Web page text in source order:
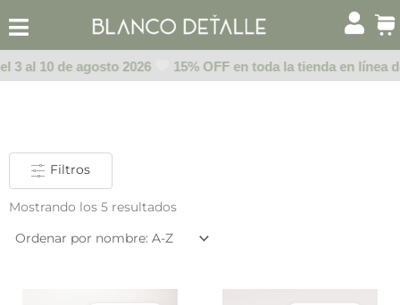
al
contenido
3 al 10 de agosto 2026 15% OFF en toda la tienda en línea
Filtros
Mostrando los 5 resultados